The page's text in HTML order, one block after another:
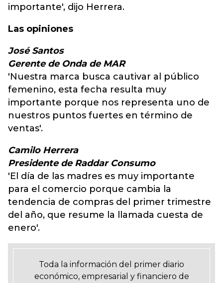
importante', dijo Herrera.
Las opiniones
José Santos
Gerente de Onda de MAR
'Nuestra marca busca cautivar al público
femenino, esta fecha resulta muy
importante porque nos representa uno de
nuestros puntos fuertes en término de
ventas'.
Camilo Herrera
Presidente de Raddar Consumo
'El día de las madres es muy importante
para el comercio porque cambia la
tendencia de compras del primer trimestre
del año, que resume la llamada cuesta de
enero'.
Toda la información del primer diario
económico, empresarial y financiero de